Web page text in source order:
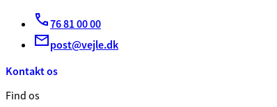
76 81 00 00
post@vejle.dk
Kontakt os
Find os